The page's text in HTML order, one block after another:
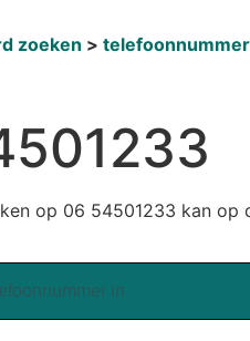
zoeken
op 06 54501233 kan op